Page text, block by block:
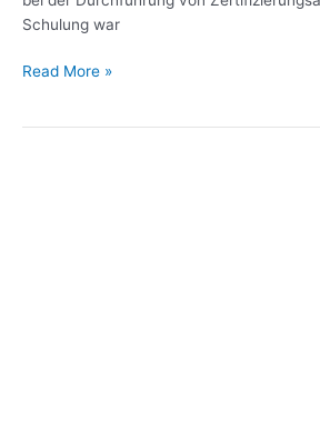
Schulung war
Read More »